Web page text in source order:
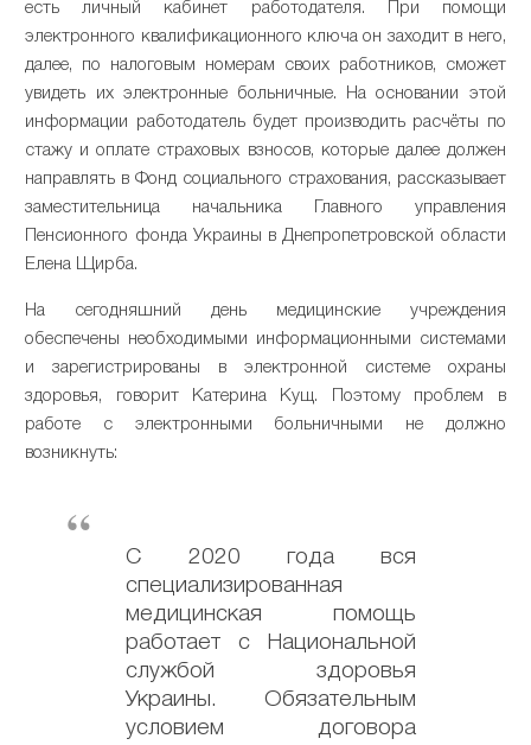
есть личный кабинет работодателя. При помощи
электронного квалификационного ключа он заходит в него,
далее, по налоговым номерам своих работников, сможет
увидеть их электронные больничные. На основании этой
информации работодатель будет производить расчёты по
стажу и оплате страховых взносов, которые далее должен
направлять в Фонд социального страхования, рассказывает
заместительница начальника Главного управления
Пенсионного фонда Украины в Днепропетровской области
Елена Щирба.
На сегодняшний день медицинские учреждения
обеспечены необходимыми информационными системами
и зарегистрированы в электронной системе охраны
здоровья, говорит Катерина Кущ. Поэтому проблем в
работе с электронными больничными не должно
возникнуть:
С 2020 года вся
специализированная
медицинская помощь
работает с Национальной
службой здоровья
Украины. Обязательным
условием договора